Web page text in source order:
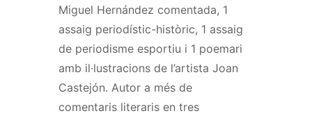
Miguel Hernández comentada, 1
assaig periodístic-històric, 1 assaig
de periodisme esportiu i 1 poemari
amb il·lustracions de l’artista Joan
Castejón. Autor a més de
comentaris literaris en tres